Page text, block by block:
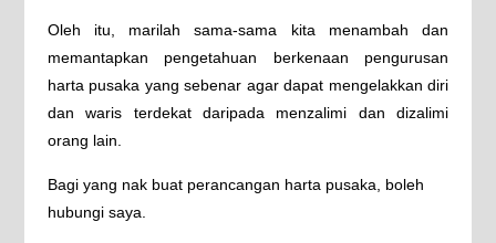
Oleh itu, marilah sama-sama kita menambah dan
memantapkan pengetahuan berkenaan pengurusan
harta pusaka yang sebenar agar dapat mengelakkan diri
dan waris terdekat daripada menzalimi dan dizalimi
orang lain.
Bagi yang nak buat perancangan harta pusaka, boleh
hubungi saya.